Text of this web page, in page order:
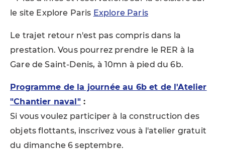
le site Explore Paris Explore Paris
Le trajet retour n'est pas compris dans la
prestation. Vous pourrez prendre le RER à la
Gare de Saint-Denis, à 10mn à pied du 6b.
Programme de la journée au 6b et de l'Atelier
"Chantier naval":
Si vous voulez participer à la construction des
objets flottants, inscrivez vous à l'atelier gratuit
du dimanche 6 septembre.